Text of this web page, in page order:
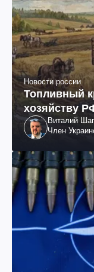
Новости россии
Топливный
хозяйству
Виталий
Член